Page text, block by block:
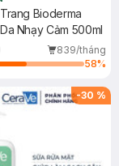
Bioderma
Nhạy Cảm 500ml
839/tháng
58%
-30 %